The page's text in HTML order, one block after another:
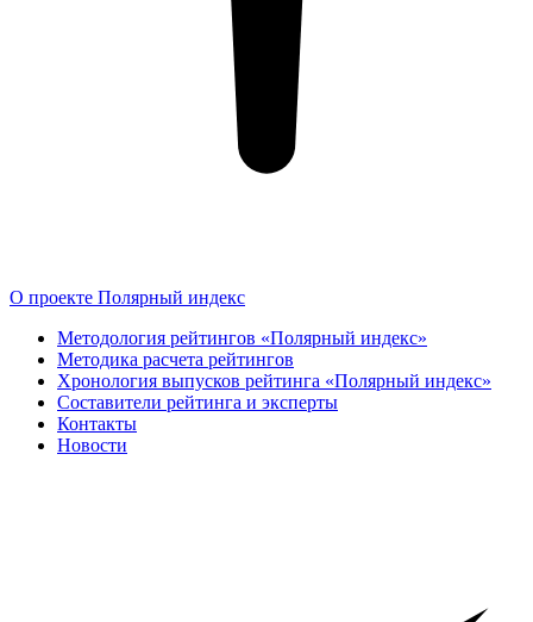
О проекте Полярный индекс
Методология рейтингов «Полярный индекс»
Методика расчета рейтингов
Хронология выпусков рейтинга «Полярный индекс»
Составители рейтинга и эксперты
Контакты
Новости